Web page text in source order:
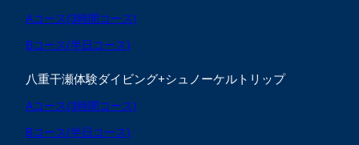
Aコース(3時間コース)
Bコース(半日コース)
八重干瀬体験ダイビング+シュノーケルトリップ
Aコース(3時間コース)
Bコース(半日コース)